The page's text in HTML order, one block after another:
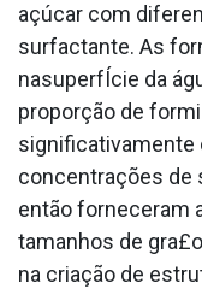
açúcar com
surfactante. As
nasuperfÍcie da
proporção de
significativamente
concentrações de
então forneceram
tamanhos de
na criação de